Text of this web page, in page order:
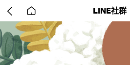
back
to
home
LINE社群